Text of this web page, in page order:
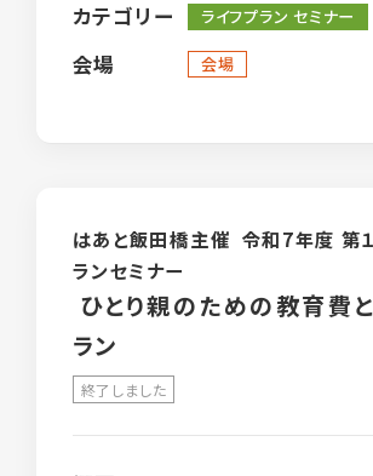
カテゴリー ライフプラン セミナー
会場 会場
はあと飯田橋主催 令和7年度 第
ランセミナー
ひとり親のための教育費
ラン
終了しました